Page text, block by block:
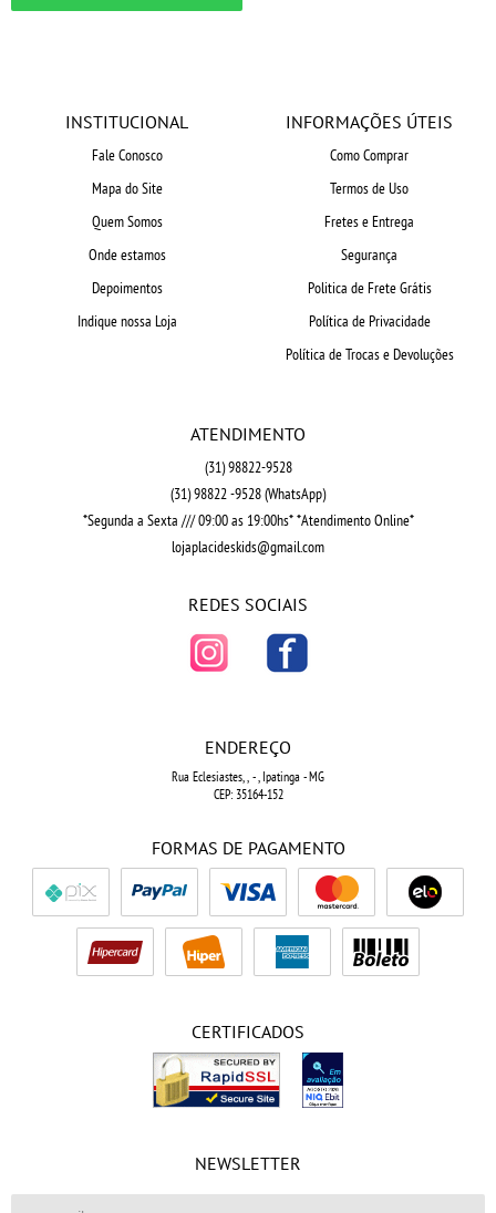
INSTITUCIONAL
Fale Conosco
Mapa do Site
Quem Somos
Onde estamos
Depoimentos
Indique nossa Loja
INFORMAÇÕES ÚTEIS
Como Comprar
Termos de Uso
Fretes e Entrega
Segurança
Politica de Frete Grátis
Política de Privacidade
Política de Trocas e Devoluções
ATENDIMENTO
(31)98822-9528
(31)98822 -9528(WhatsApp)
*Segunda a Sexta /// 09:00 as 19:00hs* *Atendimento Online*
lojaplacideskids@gmail.com
REDES SOCIAIS
ENDEREÇO
Rua Eclesiastes, , - , Ipatinga -MG
CEP: 35164-152
FORMAS DE PAGAMENTO
CERTIFICADOS
NEWSLETTER